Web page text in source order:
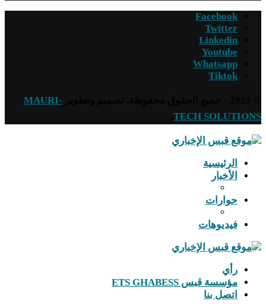
Facebook
Twitter
Linkedin
Youtube
Whatsapp
Tiktok
MAURI-
TECH SOLUTIONS
الرئيسية
الأخبار
حوارات
فيديوهات
رأي
مؤسسة قبس ETS GHABESS
اتصل بنا